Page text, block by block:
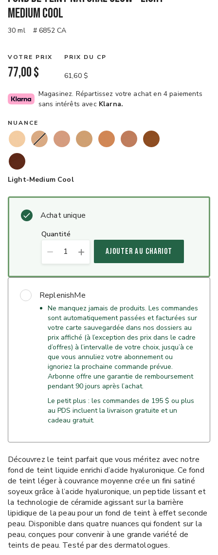
Medium Cool
30 ml # 6852 CA
VOTRE PRIX
77,00 $
PRIX DU CP
61,60 $
Magasinez. Répartissez votre achat en 4 paiements
sans intérêts avec Klarna.
NUANCE
Light-Medium Cool
Achat unique
quantité
1 AJOUTER AU CHARIOT
ReplenishMe
Ne manquez jamais de produits. Les commandes
sont automatiquement passées et facturées sur
votre carte sauvegardée dans nos dossiers au
prix affiché (à l’exception des prix dans le cadre
d’offres) à l’intervalle de votre choix, jusqu’à ce
que vous annuliez votre abonnement ou
ignoriez la prochaine commande prévue.
Arbonne offre une garantie de remboursement
pendant 90 jours après l’achat.
Le petit plus : les commandes de 195 $ ou plus
au PDS incluent la livraison gratuite et un
cadeau gratuit.
Découvrez le teint parfait que vous méritez avec notre
fond de teint liquide enrichi d’acide hyaluronique. Ce fond
de teint léger à couvrance moyenne crée un fini satiné
soyeux grâce à l’acide hyaluronique, un peptide lissant et
la technologie de céramide agissant sur la barrière
lipidique de la peau pour un fond de teint à effet seconde
peau. Disponible dans quatre nuances qui fondent sur la
peau, conçues pour convenir à une grande variété de
teints de peau. Testé par des dermatologues.